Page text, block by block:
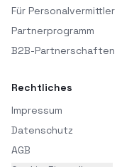
Für Personalvermittler
Partnerprogramm
B2B-Partnerschaften
Rechtliches
Impressum
Datenschutz
AGB